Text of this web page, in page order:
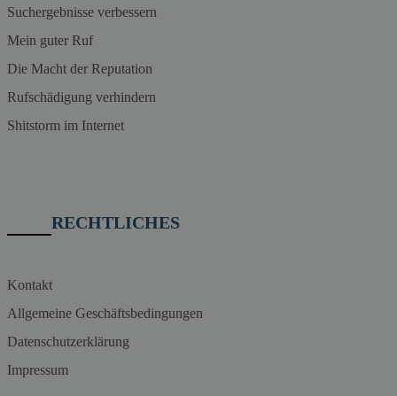
Suchergebnisse verbessern
Mein guter Ruf
Die Macht der Reputation
Rufschädigung verhindern
Shitstorm im Internet
RECHTLICHES
Kontakt
Allgemeine Geschäftsbedingungen
Datenschutzerklärung
Impressum